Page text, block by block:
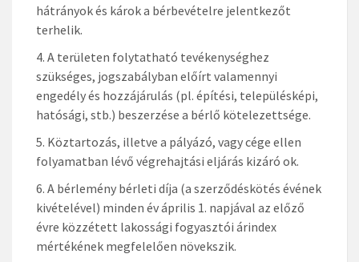
hátrányok és károk a bérbevételre jelentkezőt
terhelik.
A területen folytatható tevékenységhez
szükséges, jogszabályban előírt valamennyi
engedély és hozzájárulás (pl. építési, településképi,
hatósági, stb.) beszerzése a bérlő kötelezettsége.
Köztartozás, illetve a pályázó, vagy cége ellen
folyamatban lévő végrehajtási eljárás kizáró ok.
A bérlemény bérleti díja (a szerződéskötés évének
kivételével) minden év április 1. napjával az előző
évre közzétett lakossági fogyasztói árindex
mértékének megfelelően növekszik.